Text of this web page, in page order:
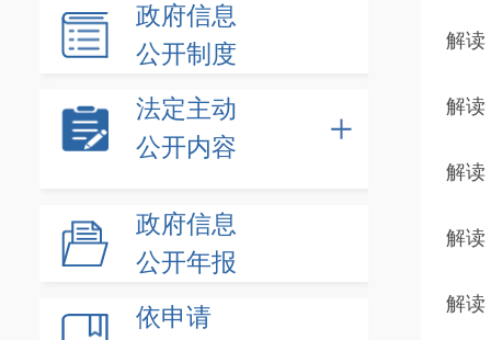
政府信息
公开制度
法定主动
公开内容
政府信息
公开年报
依申请
解读
解读
解读
解读
解读